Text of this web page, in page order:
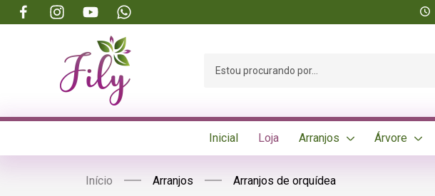
Inicial Loja Arranjos Árvore
Início Arranjos Arranjos de orquídea